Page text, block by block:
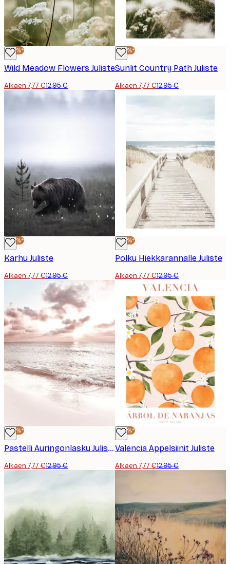
-40%*
Wild Meadow Flowers Juliste
Alkaen 7,77 €12,95 €
-40%*
Sunlit Country Path Juliste
Alkaen 7,77 €12,95 €
-40%*
Karhu Juliste
Alkaen 7,77 €12,95 €
-40%*
Polku Hiekkarannalle Juliste
Alkaen 7,77 €12,95 €
-40%*
Pastelli Auringonlasku Juliste
Alkaen 7,77 €12,95 €
-40%*
Valencia Appelsiinit Juliste
Alkaen 7,77 €12,95 €